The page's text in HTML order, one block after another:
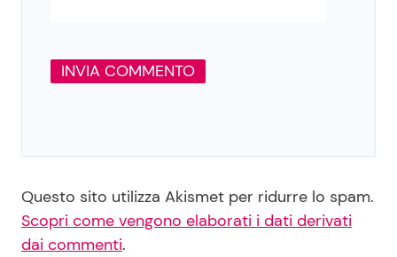
Questo sito utilizza Akismet per ridurre lo spam.
Scopri come vengono elaborati i dati derivati
dai commenti.